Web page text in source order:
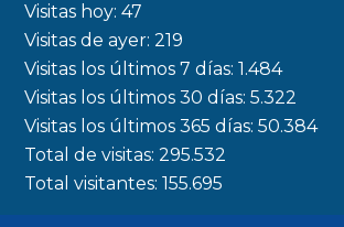
o
k
a
m
r
Visitas hoy:47
Visitas de ayer:219
Visitas los últimos 7 días:1.484
Visitas los últimos 30 días:5.322
Visitas los últimos 365 días:50.384
Total de visitas:295.532
Total visitantes:155.695